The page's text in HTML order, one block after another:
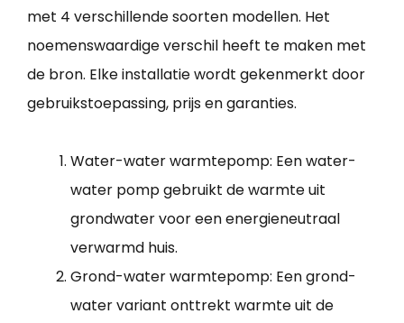
met 4 verschillende soorten modellen. Het
noemenswaardige verschil heeft te maken met
de bron. Elke installatie wordt gekenmerkt door
gebruikstoepassing, prijs en garanties.
Water-water warmtepomp: Een water-
water pomp gebruikt de warmte uit
grondwater voor een energieneutraal
verwarmd huis.
Grond-water warmtepomp: Een grond-
water variant onttrekt warmte uit de